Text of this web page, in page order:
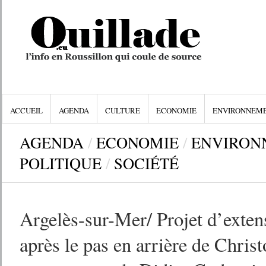
ACCUEIL AGENDA CULTURE ECONOMIE
AGENDA / ECONOMIE /
POLITIQUE / SOCIÉTÉ
Argelès-sur-Mer/ Projet
après le pas en arrière de